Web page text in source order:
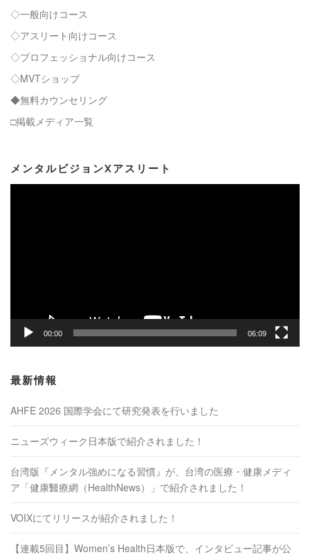
◇一般向けコース
◇アスリート向けコース
◇プロフェッショナル向けコース
◇MVTショップ
◆無料カウンセリング
□掲載メディア一覧
メンタルビジョンXアスリート
00:00 06:09
最新情報
AHFE 2026 国際学会にて研究発表を行いました
ニューズウィーク日本版で紹介されました！
台湾版『メンタル強めになる習慣』が、台湾の医療・健康メディ
ア「健康醫療網（HealthNews）」で紹介されました！
VOIXにてリリースが紹介されました！
【連載5回目】Women’s Health日本版で、インタビュー記事が公